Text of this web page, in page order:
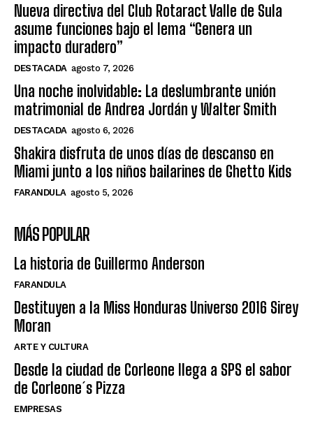
Nueva directiva del Club Rotaract Valle de Sula
asume funciones bajo el lema “Genera un
impacto duradero”
DESTACADA agosto 7, 2026
Una noche inolvidable: La deslumbrante unión
matrimonial de Andrea Jordán y Walter Smith
DESTACADA agosto 6, 2026
Shakira disfruta de unos días de descanso en
Miami junto a los niños bailarines de Ghetto Kids
FARANDULA agosto 5, 2026
MÁS POPULAR
La historia de Guillermo Anderson
FARANDULA
Destituyen a la Miss Honduras Universo 2016 Sirey
Moran
ARTE Y CULTURA
Desde la ciudad de Corleone llega a SPS el sabor
de Corleone´s Pizza
EMPRESAS